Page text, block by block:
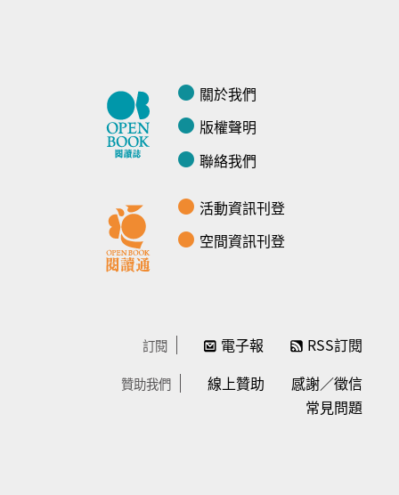
關於我們
版權聲明
聯絡我們
活動資訊刊登
空間資訊刊登
訂閱 電子報 RSS訂閱
贊助我們 線上贊助
感謝／徵信
常見問題